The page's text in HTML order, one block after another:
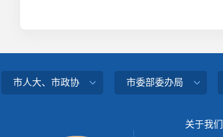
市人大、市政协 市委部委办局
关于我们